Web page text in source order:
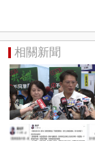
相關新聞